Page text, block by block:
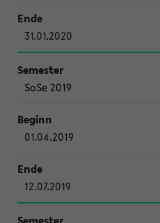
31.01.2020
SoSe 2019
01.04.2019
12.07.2019